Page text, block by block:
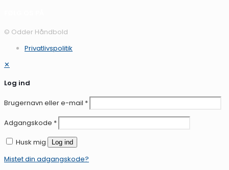
© Odder Håndbold
Privatlivspolitik
✕
Log ind
Brugernavn eller e-mail *
Adgangskode *
Husk mig
Log ind
Mistet din adgangskode?